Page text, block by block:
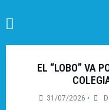
EL “LOBO” VA
31/07/2026 •